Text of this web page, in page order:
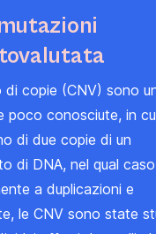
di copie (CNV) sono
poco conosciute, in
di due copie di un
di DNA, nel qual
a duplicazioni e
le CNV sono state